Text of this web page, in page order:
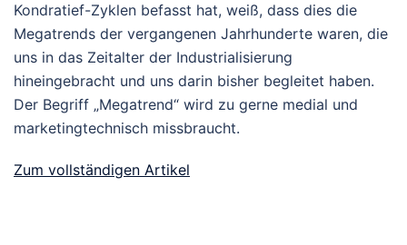
Kondratief-Zyklen befasst hat, weiß, dass dies die
Megatrends der vergangenen Jahrhunderte waren, die
uns in das Zeitalter der Industrialisierung
hineingebracht und uns darin bisher begleitet haben.
Der Begriff „Megatrend“ wird zu gerne medial und
marketingtechnisch missbraucht.
Zum vollständigen Artikel